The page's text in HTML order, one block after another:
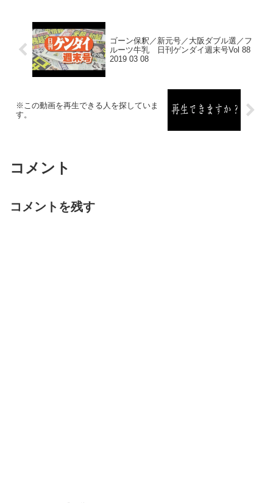
ゴーン保釈／新元号／大阪ダブル選／フ
ルーツ牛乳 日刊ゲンダイ週末号Vol 88
2019 03 08
※この動画を再生できる人を探していま
す。
コメント
コメントを残す